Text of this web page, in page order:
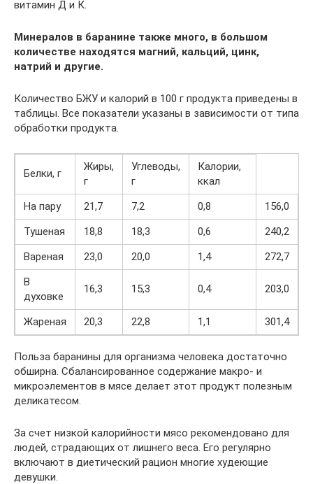
витамин Д и К.
Минералов в баранине также много, в большом
количестве находятся магний, кальций, цинк,
натрий и другие.
Количество БЖУ и калорий в 100 г продукта приведены в
таблицы. Все показатели указаны в зависимости от типа
обработки продукта.
Белки, г
Жиры,
г
Углеводы,
г
Калории,
ккал
На пару
21,7 7,2 0,8
156,0
Тушеная
18,8 18,3 0,6
240,2
Вареная
23,0 20,0 1,4
272,7
В
духовке
16,3 15,3 0,4 203,0
Жареная 20,3 22,8 1,1 301,4
Польза баранины для организма человека достаточно
обширна. Сбалансированное содержание макро- и
микроэлементов в мясе делает этот продукт полезным
деликатесом.
За счет низкой калорийности мясо рекомендовано для
людей, страдающих от лишнего веса. Его регулярно
включают в диетический рацион многие худеющие
девушки.